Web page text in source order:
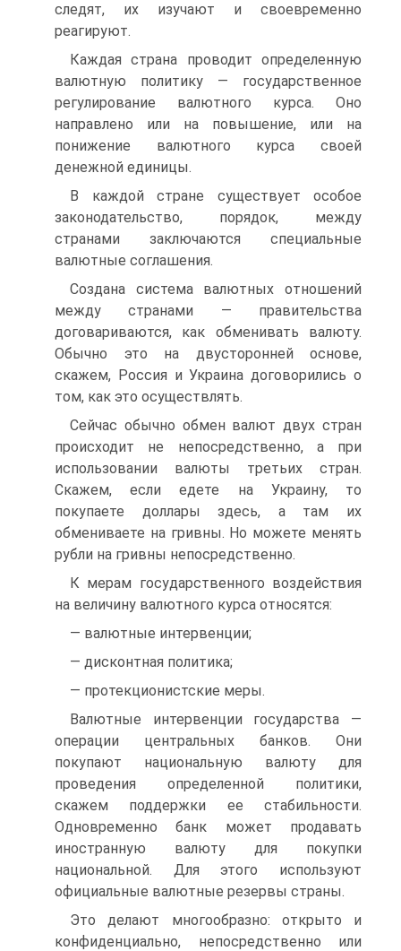
следят, их изучают и своевременно
реагируют.
Каждая страна проводит определенную
валютную политику — государственное
регулирование валютного курса. Оно
направлено или на повышение, или на
понижение валютного курса своей
денежной единицы.
В каждой стране существует особое
законодательство, порядок, между
странами заключаются специальные
валютные соглашения.
Создана система валютных отношений
между странами — правительства
договариваются, как обменивать валюту.
Обычно это на двусторонней основе,
скажем, Россия и Украина договорились о
том, как это осуществлять.
Сейчас обычно обмен валют двух стран
происходит не непосредственно, а при
использовании валюты третьих стран.
Скажем, если едете на Украину, то
покупаете доллары здесь, а там их
обмениваете на гривны. Но можете менять
рубли на гривны непосредственно.
К мерам государственного воздействия
на величину валютного курса относятся:
— валютные интервенции;
— дисконтная политика;
— протекционистские меры.
Валютные интервенции государства —
операции центральных банков. Они
покупают национальную валюту для
проведения определенной политики,
скажем поддержки ее стабильности.
Одновременно банк может продавать
иностранную валюту для покупки
национальной. Для этого используют
официальные валютные резервы страны.
Это делают многообразно: открыто и
конфиденциально, непосредственно или